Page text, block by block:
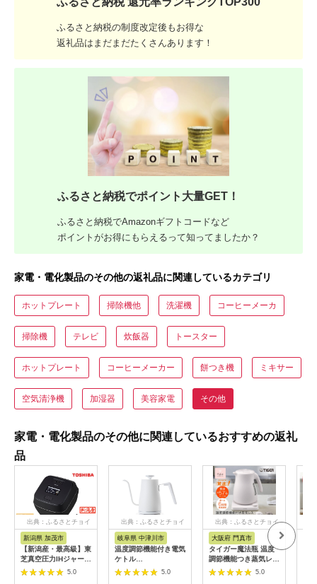
ふるさと納税の制度改定後もお得な
返礼品はまだまだたくさんあります！
ふるさと納税でポイント大量GET！
ふるさと納税でAmazonギフトコードなど
ポイントがお得にもらえるって知ってましたか？
家電・電化製品のその他の返礼品に関連しているカテゴリ
ホットプレート 掃除機他 洗濯機 コーヒーメーカ
掃除機 テレビ 炊飯器 トースター
ホットプレート コーヒーメーカー 餅つき機 ミキサー
空気清浄機 加湿器 美容家電 その他
家電・電化製品のその他に関連しているおすすめの返礼
品
出典：ふるさとチョイ
新潟県 加茂市
【新潟産・最高級】東
芝真空圧力IHジャー炊
飯器 炎匠炊き RC-
10ZWX(K) 5.5合
5.0
出典：ふるさとチョイ
岐阜県 中津川市
温度調節機能付き電気
ケトル
（1200W/0.8L）
EGL-C1281【ホワイ
5.0
出典：ふるさとチョイ
大阪府 門真市
タイガー魔法瓶 温度
調節機能つき蒸気レス
電気ケトル 1.2L PTV-
A120【HC チェスナ
5.0